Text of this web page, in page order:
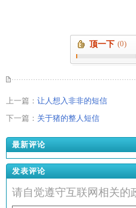
顶一下 (0)
上一篇： 让人想入非非的短信
下一篇： 关于猪的整人短信
最新评论
发表评论
请自觉遵守互联网相关的